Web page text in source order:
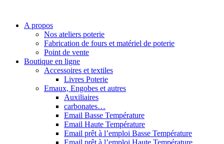
A propos
Nos ateliers poterie
Fabrication de fours et matériel de poterie
Point de vente
Boutique en ligne
Accessoires et textiles
Livres Poterie
Emaux, Engobes et autres
Auxiliaires
carbonates…
Email Basse Température
Email Haute Température
Email prêt à l’emploi Basse Température